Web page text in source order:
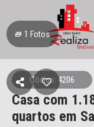
1 Fotos
Código: 4206
Casa com
quartos em